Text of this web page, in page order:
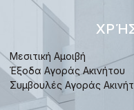
Μεσιτική Αμοιβή
Έξοδα Αγοράς Ακινήτου
Συμβουλές Αγοράς